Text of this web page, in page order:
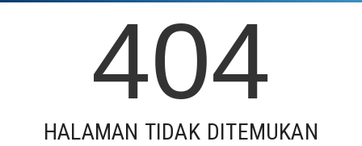
404
HALAMAN TIDAK DITEMUKAN